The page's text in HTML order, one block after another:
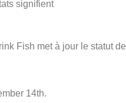
signifient
Fish met à jour le statut de
14th.